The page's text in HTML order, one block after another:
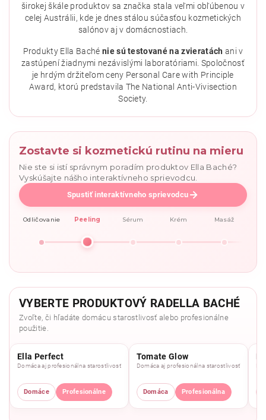
Vložením hodnotenie súhlasíte spodmienkami ochrany
širokej škále produktov sa značka stala veľmi obľúbenou v
celej Austrálii, kde je dnes stálou súčasťou kozmetických
salónov aj v domácnostiach.
Produkty Ella Baché nie sú testované na zvieratách ani v
zastúpení žiadnymi nezávislými laboratóriami. Spoločnosť
je hrdým držiteľom ceny Personal Care with Principle
Award, ktorú predstavila The National Anti-Vivisection
Society.
Zostavte si kozmetickú rutinu na mieru
Nie ste si istí správnym poradím produktov Ella Baché?
Vyskúšajte nášho interaktívneho sprievodcu.
Spustiť interaktívneho sprievodcu
Odličovanie Peeling Sérum Krém Masáž
VYBERTE PRODUKTOVÝ RADELLA BACHÉ
Zvoľte, či hľadáte domácu starostlivosť alebo profesionálne
použitie.
Ella Perfect
Domáca aj profesionálna starostlivosť
Domáce Profesionálne
Tomate Glow
Domáca aj profesionálna starostlivosť
Domáca Profesionálna